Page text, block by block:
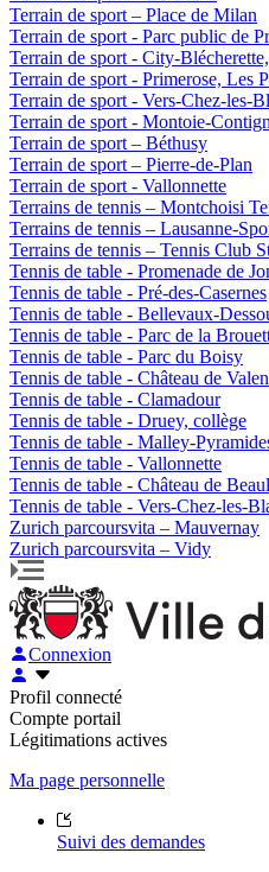
Terrain de sport – Place de Milan
Terrain de sport - Parc public de
Terrain de sport - City-
Terrain de sport - Primerose, Les
Terrain de sport - Vers-Chez-les-
Terrain de sport - Montoie-
Terrain de sport – Béthusy
Terrain de sport – Pierre-de-Plan
Terrain de sport - Vallonnette
Terrains de tennis – Montchoisi
Terrains de tennis – Lausanne-
Terrains de tennis – Tennis Club
Tennis de table - Promenade de
Tennis de table - Pré-des-Casernes
Tennis de table - Bellevaux-
Tennis de table - Parc de la
Tennis de table - Parc du Boisy
Tennis de table - Château de
Tennis de table - Clamadour
Tennis de table - Druey, collège
Tennis de table - Malley-
Tennis de table - Vallonnette
Tennis de table - Château de
Tennis de table - Vers-Chez-les-
Zurich parcoursvita – Mauvernay
Zurich parcoursvita – Vidy
Connexion
Profil connecté
Compte portail
Légitimations actives
Ma page personnelle
Suivi des demandes